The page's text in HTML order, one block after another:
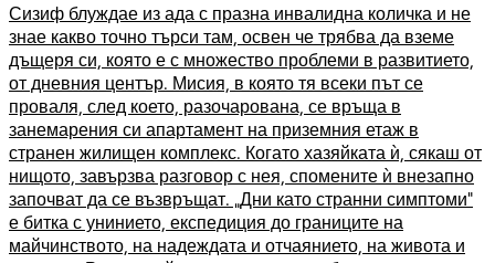
Сизиф блуждае из ада с празна инвалидна количка и не
знае какво точно търси там, освен че трябва да вземе
дъщеря си, която е с множество проблеми в развитието,
от дневния център. Мисия, в която тя всеки път се
проваля, след което, разочарована, се връща в
занемарения си апартамент на приземния етаж в
странен жилищен комплекс. Когато хазяйката ѝ, сякаш от
нищото, завързва разговор с нея, спомените ѝ внезапно
започват да се възвръщат. „Дни като странни симптоми”
е битка с унинието, експедиция до границите на
майчинството, на надеждата и отчаянието, на живота и